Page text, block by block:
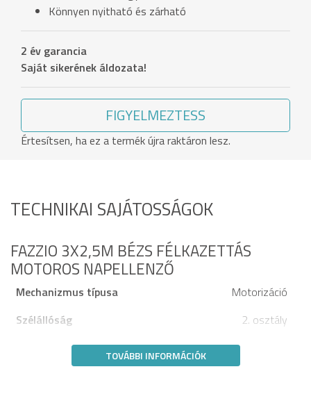
Könnyen nyitható és zárható
2 év garancia
Saját sikerének áldozata!
FIGYELMEZTESS
Értesítsen, ha ez a termék újra raktáron lesz.
TECHNIKAI SAJÁTOSSÁGOK
FAZZIO 3X2,5M BÉZS FÉLKAZETTÁS
MOTOROS NAPELLENZŐ
Mechanizmus típusa
Motorizáció
Szélállóság
2. osztály
TOVÁBBI INFORMÁCIÓK